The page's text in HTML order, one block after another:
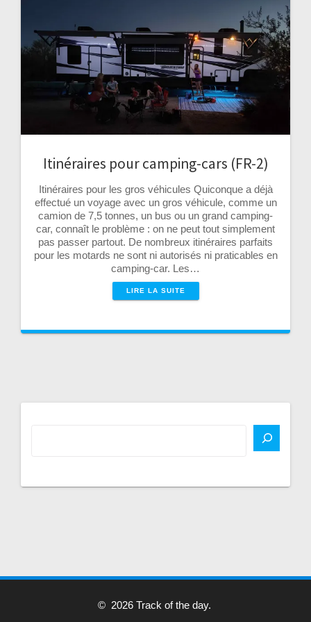
Itinéraires pour camping-cars (FR-2)
Itinéraires pour les gros véhicules Quiconque a déjà
effectué un voyage avec un gros véhicule, comme un
camion de 7,5 tonnes, un bus ou un grand camping-
car, connaît le problème : on ne peut tout simplement
pas passer partout. De nombreux itinéraires parfaits
pour les motards ne sont ni autorisés ni praticables en
camping-car. Les…
LIRE LA SUITE
© 2026 Track of the day.